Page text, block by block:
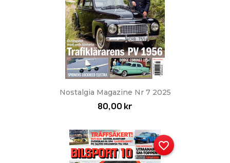
Nostalgia Magazine Nr 7 2025
80,00 kr
favorite_border